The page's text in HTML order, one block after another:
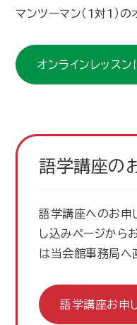
マンツーマン（1対1）の
オンラインレッスン
語学講座の
語学講座へのお申
し込みページから
は当会館事務局へ
語学講座お申